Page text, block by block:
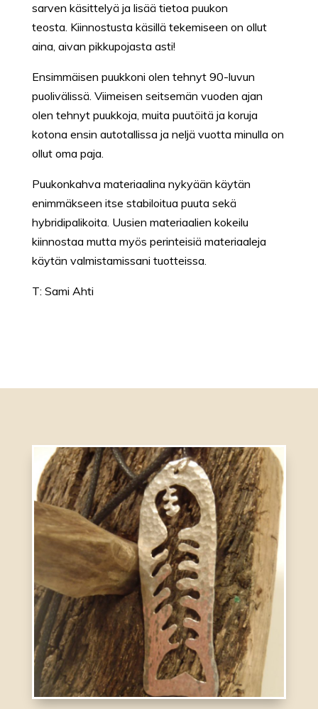
sarven käsittelyä ja lisää tietoa puukon
teosta. Kiinnostusta käsillä tekemiseen on ollut
aina, aivan pikkupojasta asti!
Ensimmäisen puukkoni olen tehnyt 90-luvun
puolivälissä. Viimeisen seitsemän vuoden ajan
olen tehnyt puukkoja, muita puutöitä ja koruja
kotona ensin autotallissa ja neljä vuotta minulla on
ollut oma paja.
Puukonkahva materiaalina nykyään käytän
enimmäkseen itse stabiloitua puuta sekä
hybridipalikoita. Uusien materiaalien kokeilu
kiinnostaa mutta myös perinteisiä materiaaleja
käytän valmistamissani tuotteissa.
T: Sami Ahti